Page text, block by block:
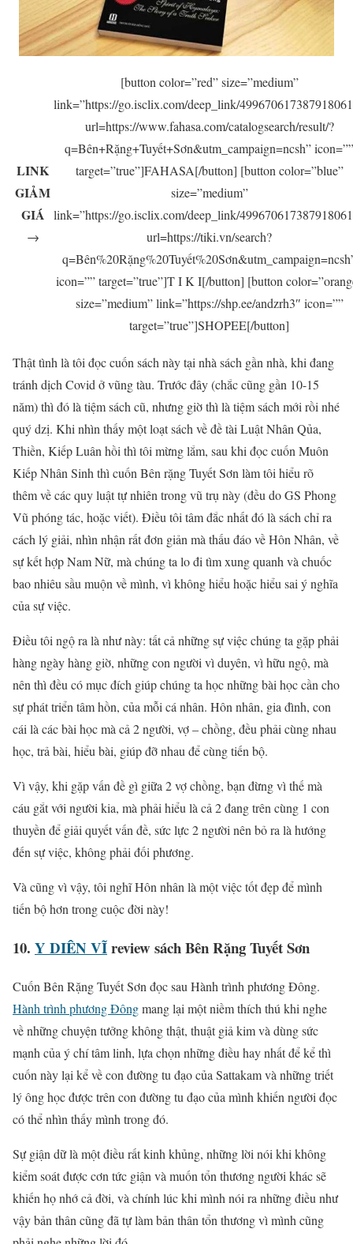
LINK
GIẢM
GIÁ
→
[button color=”red” size=”medium”
link=”https://go.isclix.com/deep_link/
url=https://www.fahasa.com/catalogsearch/result/?
q=Bên+Rặng+Tuyết+Sơn&utm_campaign=ncsh” icon=””
target=”true”]FAHASA[/button] [button color=”blue”
size=”medium”
link=”https://go.isclix.com/deep_link/
url=https://tiki.vn/search?
icon=”” target=”true”]T I K I[/button] [button
size=”medium” link=”https://shp.ee/andzrh3″ icon=””
target=”true”]SHOPEE[/button]
Thật tình là tôi đọc cuốn sách này tại nhà sách gần nhà, khi đang
tránh dịch Covid ở vũng tàu. Trước đây (chắc cũng gần 10-15
năm) thì đó là tiệm sách cũ, nhưng giờ thì là tiệm sách mới rồi nhé
quý dzị. Khi nhìn thấy một loạt sách về đề tài Luật Nhân Qủa,
Thiền, Kiếp Luân hồi thì tôi mừng lắm, sau khi đọc cuốn Muôn
Kiếp Nhân Sinh thì cuốn Bên rặng Tuyết Sơn làm tôi hiểu rõ
thêm về các quy luật tự nhiên trong vũ trụ này (đều do GS Phong
Vũ phóng tác, hoặc viết). Điều tôi tâm đắc nhất đó là sách chỉ ra
cách lý giải, nhìn nhận rất đơn giản mà thấu đáo về Hôn Nhân, về
sự kết hợp Nam Nữ, mà chúng ta lo đi tìm xung quanh và chuốc
bao nhiêu sầu muộn về mình, vì không hiểu hoặc hiểu sai ý nghĩa
của sự việc.
Điều tôi ngộ ra là như này: tất cả những sự việc chúng ta gặp phải
hàng ngày hàng giờ, những con người vì duyên, vì hữu ngộ, mà
nên thì đều có mục đích giúp chúng ta học những bài học cần cho
sự phát triển tâm hồn, của mỗi cá nhân. Hôn nhân, gia đình, con
cái là các bài học mà cả 2 người, vợ – chồng, đều phải cùng nhau
học, trả bài, hiểu bài, giúp đỡ nhau để cùng tiến bộ.
Vì vậy, khi gặp vấn đề gì giữa 2 vợ chồng, bạn đừng vì thế mà
cáu gắt với người kia, mà phải hiểu là cả 2 đang trên cùng 1 con
thuyền để giải quyết vấn đề, sức lực 2 người nên bỏ ra là hướng
đến sự việc, không phải đối phương.
Và cũng vì vậy, tôi nghĩ Hôn nhân là một việc tốt đẹp để mình
tiến bộ hơn trong cuộc đời này!
10. Y DIÊN VĨreview sách Bên Rặng Tuyết Sơn
Cuốn Bên Rặng Tuyết Sơn đọc sau Hành trình phương Đông.
Hành trình phương Đôngmang lại một niềm thích thú khi nghe
về những chuyện tưởng không thật, thuật giả kim và dùng sức
mạnh của ý chí tâm linh, lựa chọn những điều hay nhất để kể thì
cuốn này lại kể về con đường tu đạo của Sattakam và những triết
lý ông học được trên con đường tu đạo của mình khiến người đọc
có thể nhìn thấy mình trong đó.
Sự giận dữ là một điều rất kinh khủng, những lời nói khi không
kiểm soát được cơn tức giận và muốn tổn thương người khác sẽ
khiến họ nhớ cả đời, và chính lúc khi mình nói ra những điều như
vậy bản thân cũng đã tự làm bản thân tổn thương vì mình cũng